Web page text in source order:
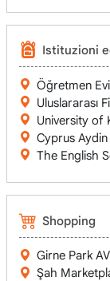
Istituzioni
Öğretmen Evi
Uluslararası
University of
Cyprus
The English
Shopping
Girne Park
Şah